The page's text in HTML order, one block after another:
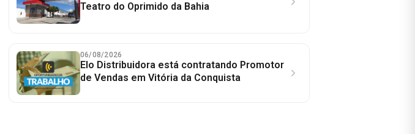
Teatro do Oprimido da Bahia
06/08/2026
Elo Distribuidora está contratando Promotor
de Vendas em Vitória da Conquista